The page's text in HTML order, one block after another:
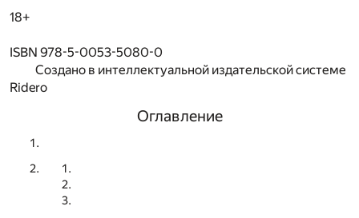
18+
ISBN 978-5-0053-5080-0
Создано в интеллектуальной издательской системе
Ridero
Оглавление